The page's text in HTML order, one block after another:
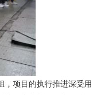
项目的执行推进深受用